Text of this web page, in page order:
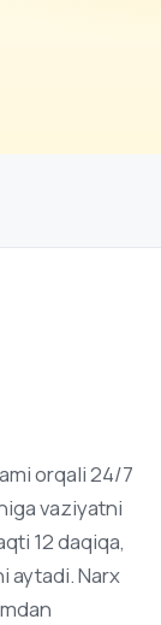
orqali 24/7
vaziyatni
12 daqiqa,
aytadi. Narx